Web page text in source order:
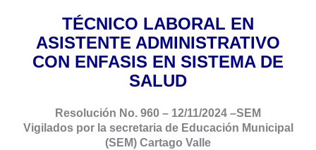
TÉCNICO LABORAL EN
ASISTENTE ADMINISTRATIVO
CON ENFASIS EN SISTEMA DE
SALUD
Resolución No. 960 – 12/11/2024 –SEM
Vigilados por la secretaria de Educación Municipal
(SEM) Cartago Valle